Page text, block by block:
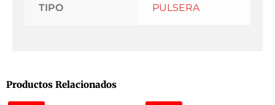
TIPO PULSERA
Productos Relacionados